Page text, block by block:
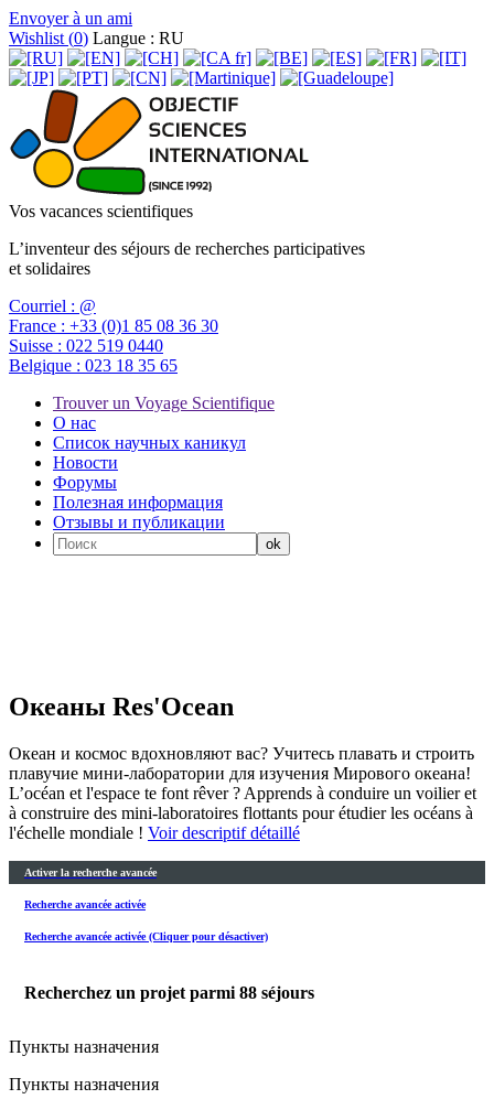
Envoyer à un ami
Wishlist (0) Langue : RU
Vos vacances scientifiques
L’inventeur des séjours de recherches participatives
et solidaires
Courriel : @
France : +33 (0)1 85 08 36 30
Suisse : 022 519 0440
Belgique : 023 18 35 65
Trouver un Voyage Scientifique
О нас
Список научных каникул
Новости
Форумы
Полезная информация
Отзывы и публикации
Океаны Res'Ocean
Океан и космос вдохновляют вас? Учитесь плавать и строить
плавучие мини-лаборатории для изучения Мирового океана!
L’océan et l'espace te font rêver ? Apprends à conduire un voilier et
à construire des mini-laboratoires flottants pour étudier les océans à
l'échelle mondiale ! Voir descriptif détaillé
Activer la recherche avancée
Recherche avancée activée
Recherche avancée activée (Cliquer pour désactiver)
Recherchez un projet parmi 88 séjours
Пункты назначения
Пункты назначения